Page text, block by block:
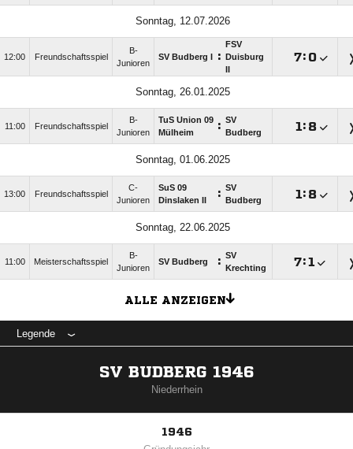
Sonntag, 12.07.2026
12:00 Freundschaftsspiel
B-
Junioren
SV Budberg I :
FSV
Duisburg
: 
Sonntag, 26.01.2025
11:00 Freundschaftsspiel
B-
Junioren
TuS Union 09
Mülheim
: SV
Budberg
: 
Sonntag, 01.06.2025
13:00 Freundschaftsspiel
C-
Junioren
SuS 09
Dinslaken II
: SV
Budberg
: 
Sonntag, 22.06.2025
11:00 Meisterschaftsspiel
B-
Junioren
SV Budberg : SV
Krechting
:
ALLE ANZEIGEN
Legende
SV BUDBERG 1946
Niederrhein
1946